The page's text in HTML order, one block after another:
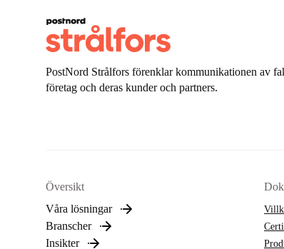
PostNord Strålfors förenklar kommunikationen av
företag och deras kunder och partners.
Översikt
Våra lösningar
Branscher
Insikter